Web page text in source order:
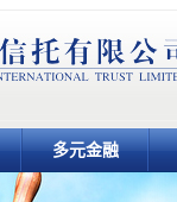
多元金融